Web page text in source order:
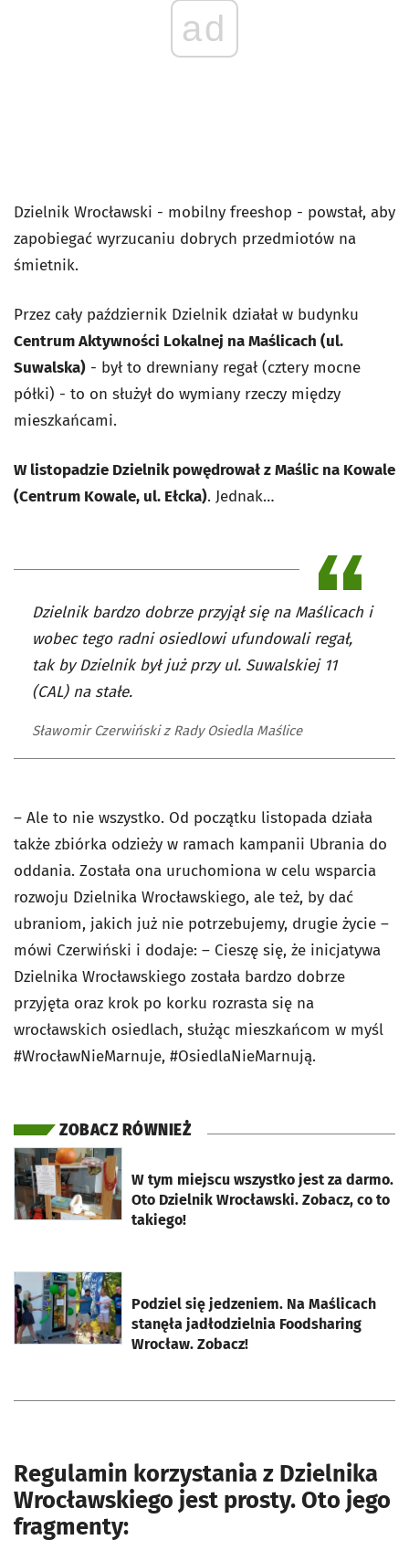
ad
Dzielnik Wrocławski - mobilny freeshop - powstał, aby
zapobiegać wyrzucaniu dobrych przedmiotów na
śmietnik.
Przez cały październik Dzielnik działał w budynku
Centrum Aktywności Lokalnej na Maślicach (ul.
Suwalska) - był to drewniany regał (cztery mocne
półki) - to on służył do wymiany rzeczy między
mieszkańcami.
W listopadzie Dzielnik powędrował z Maślic na Kowale
(Centrum Kowale, ul. Ełcka). Jednak…
Dzielnik bardzo dobrze przyjął się na Maślicach i
wobec tego radni osiedlowi ufundowali regał,
tak by Dzielnik był już przy ul. Suwalskiej 11
(CAL) na stałe.
Sławomir Czerwiński z Rady Osiedla Maślice
– Ale to nie wszystko. Od początku listopada działa
także zbiórka odzieży w ramach kampanii Ubrania do
oddania. Została ona uruchomiona w celu wsparcia
rozwoju Dzielnika Wrocławskiego, ale też, by dać
ubraniom, jakich już nie potrzebujemy, drugie życie –
mówi Czerwiński i dodaje: – Cieszę się, że inicjatywa
Dzielnika Wrocławskiego została bardzo dobrze
przyjęta oraz krok po korku rozrasta się na
wrocławskich osiedlach, służąc mieszkańcom w myśl
#WrocławNieMarnuje, #OsiedlaNieMarnują.
ZOBACZ RÓWNIEŻ
W tym miejscu wszystko jest za darmo.
Oto Dzielnik Wrocławski. Zobacz, co to
takiego!
otworzy się w nowej karcie
Podziel się jedzeniem. Na Maślicach
stanęła jadłodzielnia Foodsharing
Wrocław. Zobacz!
otworzy się w nowej karcie
Regulamin korzystania z Dzielnika
Wrocławskiego jest prosty. Oto jego
fragmenty: